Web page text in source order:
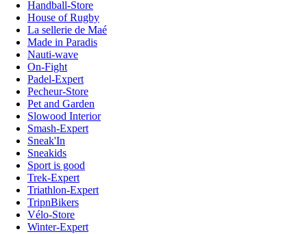
Handball-Store
House of Rugby
La sellerie de Maé
Made in Paradis
Nauti-wave
On-Fight
Padel-Expert
Pecheur-Store
Pet and Garden
Slowood Interior
Smash-Expert
Sneak'In
Sneakids
Sport is good
Trek-Expert
Triathlon-Expert
TripnBikers
Vélo-Store
Winter-Expert